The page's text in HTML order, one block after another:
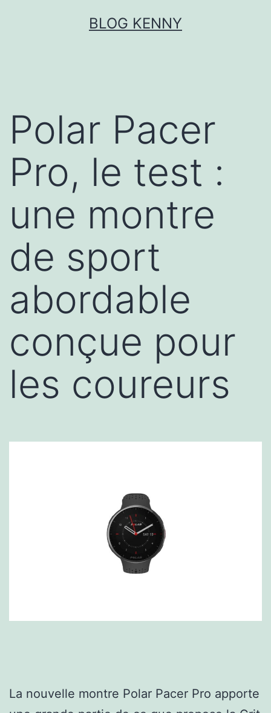
BLOG KENNY
Polar Pacer
Pro, le test :
une montre
de sport
abordable
conçue pour
les coureurs
La nouvelle montre Polar Pacer Pro apporte